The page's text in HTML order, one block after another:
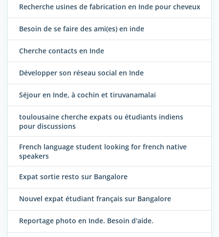
Recherche usines de fabrication en Inde pour cheveux
Besoin de se faire des ami(es) en inde
Cherche contacts en Inde
Développer son réseau social en Inde
Séjour en Inde, à cochin et tiruvanamalai
toulousaine cherche expats ou étudiants indiens
pour discussions
French language student looking for french native
speakers
Expat sortie resto sur Bangalore
Nouvel expat étudiant français sur Bangalore
Reportage photo en Inde. Besoin d'aide.